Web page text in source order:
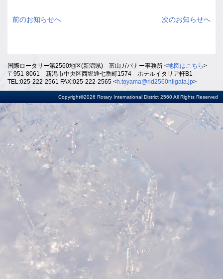
前のお知らせへ 次のお知らせへ
国際ロータリー第2560地区(新潟県) 富山ガバナー事務所 <地図はこちら>
〒951-8061 新潟市中央区西堀通七番町1574 ホテルイタリア軒B1
TEL:025-222-2561 FAX:025-222-2565 <h.toyama@rid2560niigata.jp>
Copyright©2026 Rotary International District 2560 All Rights Reserved